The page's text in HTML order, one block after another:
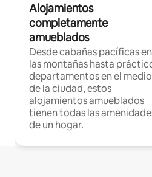
Alojamientos
completamente
amueblados
Desde cabañas pacíficas en
las montañas hasta
departamentos en el medio
de la ciudad, estos
alojamientos amueblados
tienen todas las
de un hogar.